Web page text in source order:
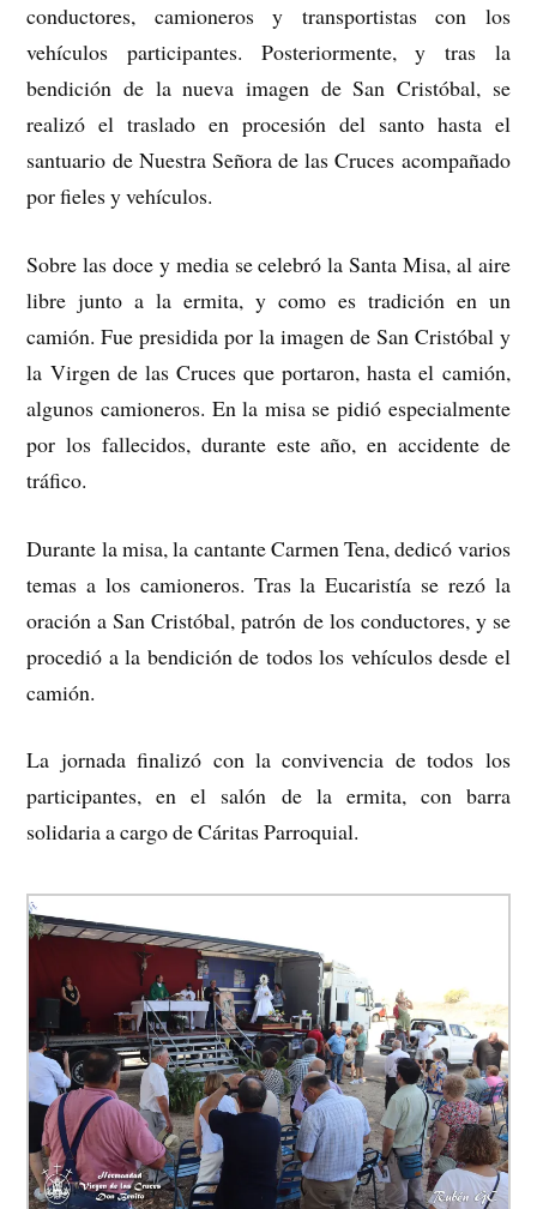
conductores, camioneros y transportistas con los
vehículos participantes. Posteriormente, y tras la
bendición de la nueva imagen de San Cristóbal, se
realizó el traslado en procesión del santo hasta el
santuario de Nuestra Señora de las Cruces acompañado
por fieles y vehículos.
Sobre las doce y media se celebró la Santa Misa, al aire
libre junto a la ermita, y como es tradición en un
camión. Fue presidida por la imagen de San Cristóbal y
la Virgen de las Cruces que portaron, hasta el camión,
algunos camioneros. En la misa se pidió especialmente
por los fallecidos, durante este año, en accidente de
tráfico.
Durante la misa, la cantante Carmen Tena, dedicó varios
temas a los camioneros. Tras la Eucaristía se rezó la
oración a San Cristóbal, patrón de los conductores, y se
procedió a la bendición de todos los vehículos desde el
camión.
La jornada finalizó con la convivencia de todos los
participantes, en el salón de la ermita, con barra
solidaria a cargo de Cáritas Parroquial.